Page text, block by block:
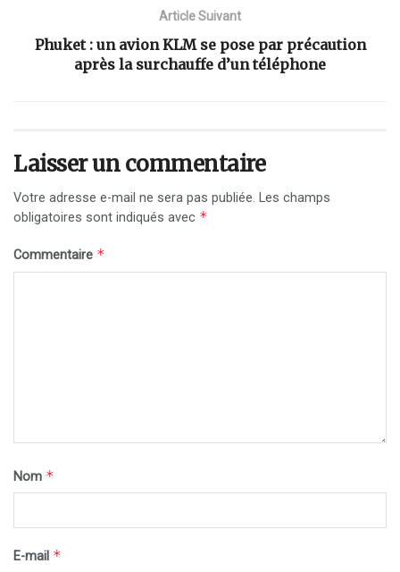
Article Suivant
Phuket : un avion KLM se pose par précaution
après la surchauffe d’un téléphone
Laisser un commentaire
Votre adresse e-mail ne sera pas publiée. Les champs
obligatoires sont indiqués avec *
Commentaire *
Nom *
E-mail *